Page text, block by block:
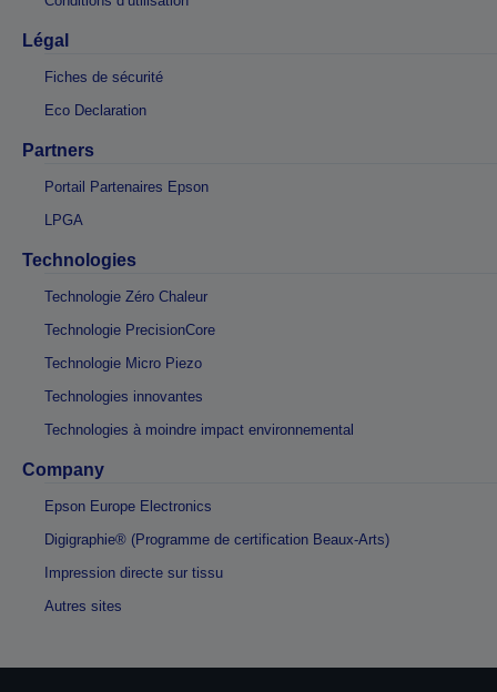
Légal
Fiches de sécurité
Eco Declaration
Partners
Portail Partenaires Epson
LPGA
Technologies
Technologie Zéro Chaleur
Technologie PrecisionCore
Technologie Micro Piezo
Technologies innovantes
Technologies à moindre impact environnemental
Company
Epson Europe Electronics
Digigraphie® (Programme de certification Beaux-Arts)
Impression directe sur tissu
Autres sites